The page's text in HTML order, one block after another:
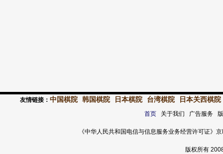
友情链接： 中国棋院 韩国棋院 日本棋院 台湾棋院 日本关西棋院
首页关于我们 广告服务
《中华人民共和国电信与信息服务业务经营许可证
版权所有